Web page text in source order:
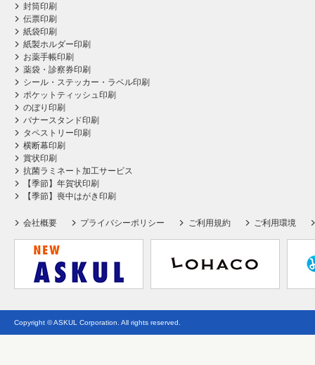
封筒印刷
伝票印刷
紙袋印刷
紙製ホルダー印刷
お薬手帳印刷
薬袋・診察券印刷
シール・ステッカー・ラベル印刷
ポケットティッシュ印刷
のぼり印刷
バナースタンド印刷
タペストリー印刷
横断幕印刷
賞状印刷
抗菌ラミネート加工サービス
【季節】年賀状印刷
【季節】喪中はがき印刷
会社概要 プライバシーポリシー ご利用規約 ご利用環境
Copyright © ASKUL Corporation. All rights reserved.